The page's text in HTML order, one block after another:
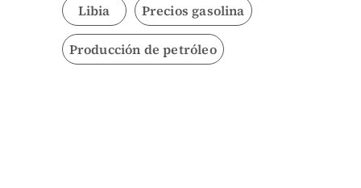
Libia Precios gasolina
Producción de petróleo